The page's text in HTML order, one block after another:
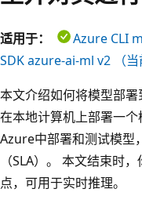
适用于： Azure CLI
SDK azure-ai-ml v2 （当
本文介绍如何将模型部
在本地计算机上部署一
Azure中部署和测试模型
（SLA）。 本文结束时
点，可用于实时推理。